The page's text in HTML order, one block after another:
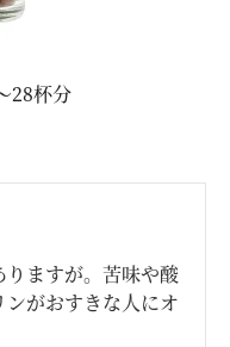
28杯分
ますが。苦味や酸
がおすきな人にオ